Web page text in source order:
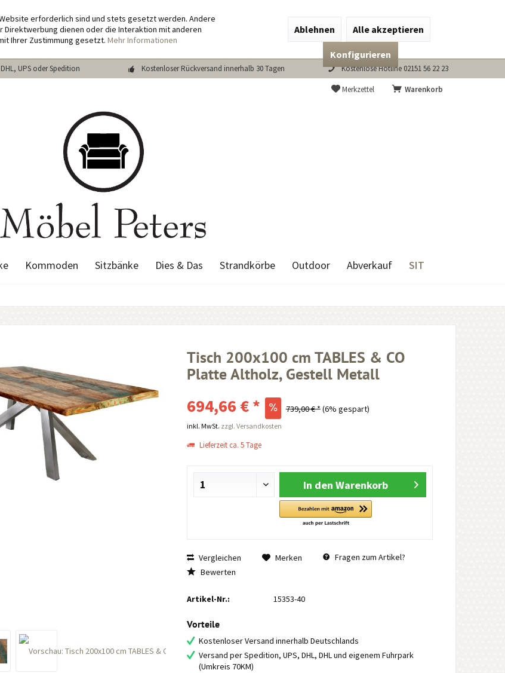
erforderlich sind und stets gesetzt werden. Andere
dienen oder die Interaktion mit anderen
Ihrer Zustimmung gesetzt. Mehr Informationen
Ablehnen Alle akzeptieren
Konfigurieren
UPS oder Spedition Kostenloser Rückversand innerhalb 30 Tagen Kostenlose Hotline 02151 56 22 23
Warenkorb
Merkzettel
Kommoden Sitzbänke Dies & Das Strandkörbe Outdoor Abverkauf SIT
Tisch 200x100 cm TABLES & CO
Platte Altholz, Gestell Metall
694,66 € * 739,00 € *(6% gespart)
inkl. MwSt. zzgl. Versandkosten
Lieferzeit ca. 5 Tage
In den Warenkorb
Vergleichen Merken
Fragen zum Artikel?
Bewerten
Artikel-Nr.: 15353-40
Vorteile
Kostenloser Versand innerhalb Deutschlands
Versand per Spedition, UPS, DHL, DHL und eigenem Fuhrpark
(Umkreis 70KM)